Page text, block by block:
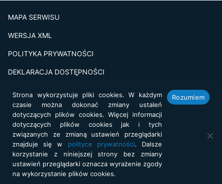
MAPA SERWISU
WERSJA XML
POLITYKA PRYWATNOŚCI
DEKLARACJA DOSTĘPNOŚCI
Projekt i realizacja: netkoncept.com
Strona wykorzystuje pliki cookies. W każdym
czasie można dokonać zmiany ustaleń
dotyczących plików cookies. Więcej informacji
dotyczących plików cookies jak i tych
związanych ze zmianą ustawień przeglądarki
znajduje się w polityce prywatności. Dalsze
korzystanie z niniejszej strony bez zmiany
ustawień przeglądarki oznacza wyrażenie zgody
na wykorzystanie plików cookies.
Rozumiem